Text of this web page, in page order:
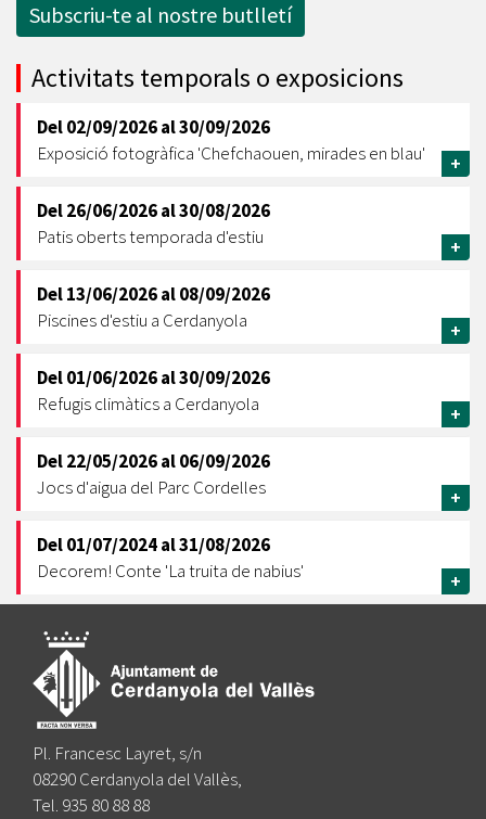
Subscriu-te al nostre butlletí
Activitats temporals o exposicions
Del02/09/2026al30/09/2026
Exposició fotogràfica 'Chefchaouen, mirades en blau'
+
Del26/06/2026al30/08/2026
Patis oberts temporada d'estiu
+
Del13/06/2026al08/09/2026
Piscines d'estiu a Cerdanyola
+
Del01/06/2026al30/09/2026
Refugis climàtics a Cerdanyola
+
Del22/05/2026al06/09/2026
Jocs d'aigua del Parc Cordelles
+
Del01/07/2024al31/08/2026
Decorem! Conte 'La truita de nabius'
+
Pl. Francesc Layret, s/n
08290 Cerdanyola del Vallès,
Tel. 935 80 88 88